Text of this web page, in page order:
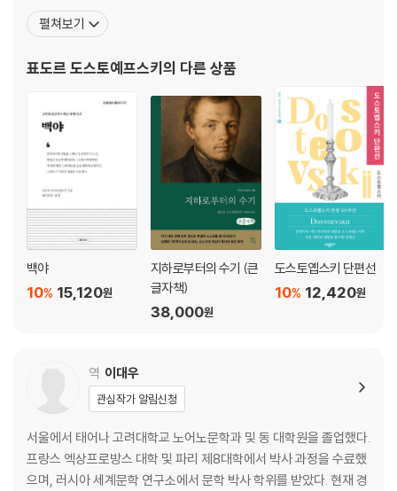
9 전속력의 심리 분석, 달리는 삼두마차, 검사 논고의 결론
11 돈은 없었다, 강탈 행위도 없었다
13 사상의 간통자
14 농부들이 고집을 부리다
에필로그
1 미탸의 구출 계획
2 거짓이 순식간에 진실이 되다
3 일류샤의 장례식, 바위 앞에서의 조사(弔詞)
작품 평론
『카라마조프 씨네 형제들』 줄거리
으로는 11월 11일) 군의관이었던 미하일 안드레예비치의 둘째 아들
로 태어났다. 그의 아버지는 모스크바 빈민 병원에서 일했으며, 잔인
머니와는 달리, 잔혹한 아버지의 이미지는 도스토옙스키에
펼쳐보기
표도르 도스토예프스키 의 다른 상품
백야
15,120원
10%
지하로부터의 수기 (큰
글자책)
38,000원
도스토옙스키 단편선
12,420원
10%
역 이대우
관심작가 알림신청
서울에서 태어나 고려대학교 노어노문학과 및 동 대학원을 졸업했다.
프랑스 엑상프로방스 대학 및 파리 제8대학에서 박사 과정을 수료했
으며, 러시아 세계문학 연구소에서 문학 박사 학위를 받았다. 현재 경